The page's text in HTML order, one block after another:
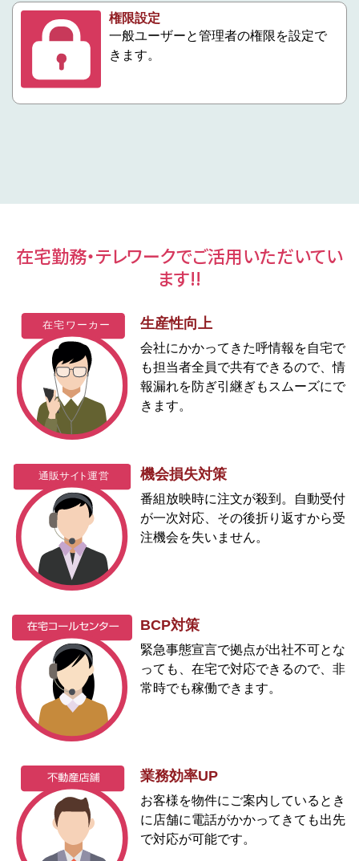
権限設定
一般ユーザーと管理者の権限を設定で
きます。
在宅勤務・テレワークでご活用いただいてい
ます!!
生産性向上
会社にかかってきた呼情報を自宅で
も担当者全員で共有できるので、情
報漏れを防ぎ引継ぎもスムーズにで
きます。
機会損失対策
番組放映時に注文が殺到。自動受付
が一次対応、その後折り返すから受
注機会を失いません。
BCP対策
緊急事態宣言で拠点が出社不可とな
っても、在宅で対応できるので、非
常時でも稼働できます。
業務効率UP
お客様を物件にご案内しているとき
に店舗に電話がかかってきても出先
で対応が可能です。